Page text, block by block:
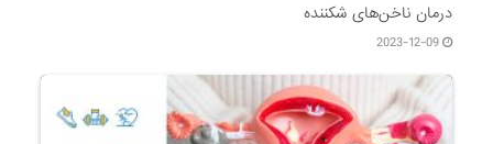
درمان ناخن‌های شکننده
2023-12-09